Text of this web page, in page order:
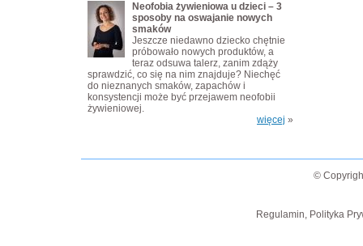
Neofobia żywieniowa u dzieci – 3
sposoby na oswajanie nowych
smaków
Jeszcze niedawno dziecko chętnie
próbowało nowych produktów, a
teraz odsuwa talerz, zanim zdąży
sprawdzić, co się na nim znajduje? Niechęć
do nieznanych smaków, zapachów i
konsystencji może być przejawem neofobii
żywieniowej.
więcej »
©
Regulamin, Polityka